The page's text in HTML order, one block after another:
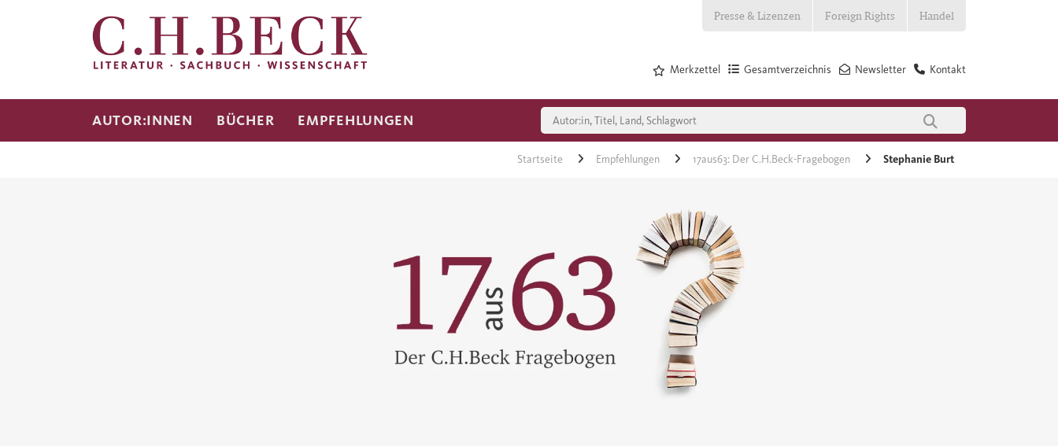
Presse & Lizenzen Foreign Rights Handel
Kontakt
Newsletter
Gesamtverzeichnis
Merkzettel
AUTOR:INNEN BÜCHER EMPFEHLUNGEN
Startseite Empfehlungen 17aus63: Der C.H.Beck-Fragebogen Stephanie Burt